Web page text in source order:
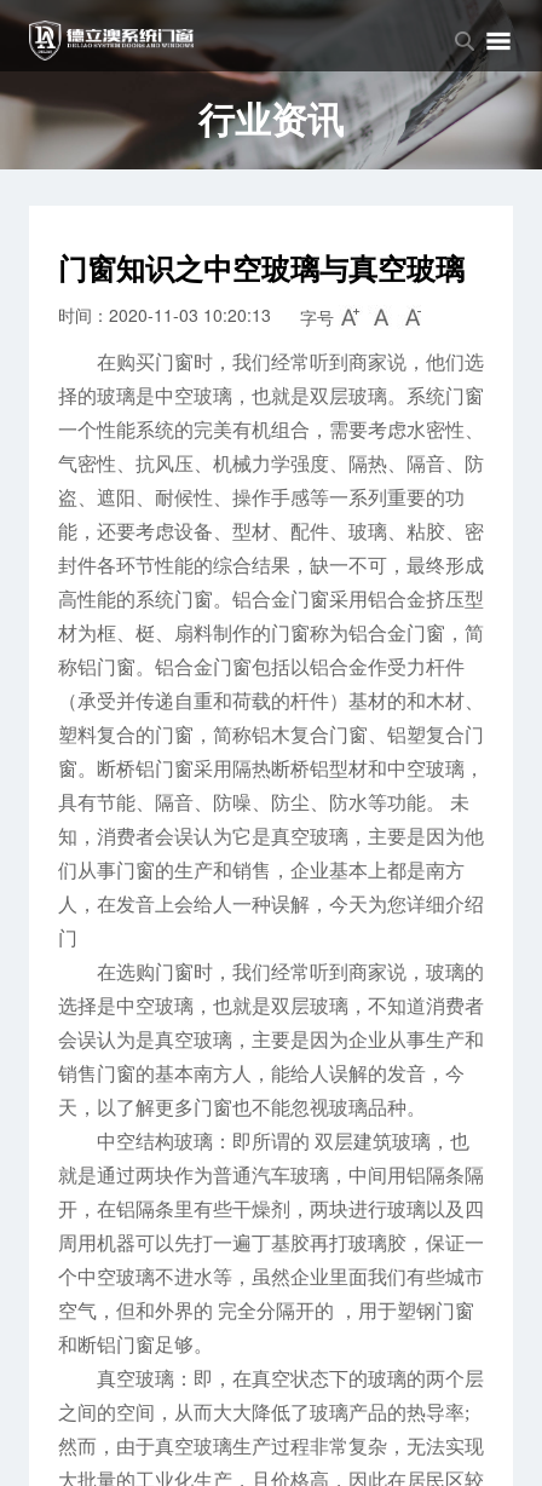
品牌中心
品牌介绍
企业文化
产品中心
窗系列
门系列
新闻中心
公司新闻
行业资讯
行业资讯
门窗知识之中空玻璃与真空玻璃
时间：2020-11-03 10:20:13 字号
在购买门窗时，我们经常听到商家说，他们选
择的玻璃是中空玻璃，也就是双层玻璃。系统门窗
一个性能系统的完美有机组合，需要考虑水密性、
气密性、抗风压、机械力学强度、隔热、隔音、防
盗、遮阳、耐候性、操作手感等一系列重要的功
能，还要考虑设备、型材、配件、玻璃、粘胶、密
封件各环节性能的综合结果，缺一不可，最终形成
高性能的系统门窗。铝合金门窗采用铝合金挤压型
材为框、梃、扇料制作的门窗称为铝合金门窗，简
称铝门窗。铝合金门窗包括以铝合金作受力杆件
（承受并传递自重和荷载的杆件）基材的和木材、
塑料复合的门窗，简称铝木复合门窗、铝塑复合门
窗。断桥铝门窗采用隔热断桥铝型材和中空玻璃，
具有节能、隔音、防噪、防尘、防水等功能。 未
知，消费者会误认为它是真空玻璃，主要是因为他
们从事门窗的生产和销售，企业基本上都是南方
人，在发音上会给人一种误解，今天为您详细介绍
门
在选购门窗时，我们经常听到商家说，玻璃的
选择是中空玻璃，也就是双层玻璃，不知道消费者
会误认为是真空玻璃，主要是因为企业从事生产和
销售门窗的基本南方人，能给人误解的发音，今
天，以了解更多门窗也不能忽视玻璃品种。
中空结构玻璃：即所谓的 双层建筑玻璃，也
就是通过两块作为普通汽车玻璃，中间用铝隔条隔
开，在铝隔条里有些干燥剂，两块进行玻璃以及四
周用机器可以先打一遍丁基胶再打玻璃胶，保证一
个中空玻璃不进水等，虽然企业里面我们有些城市
空气，但和外界的 完全分隔开的 ，用于塑钢门窗
和断铝门窗足够。
真空玻璃：即，在真空状态下的玻璃的两个层
之间的空间，从而大大降低了玻璃产品的热导率;
然而，由于真空玻璃生产过程非常复杂，无法实现
大批量的工业化生产，且价格高，因此在居民区较